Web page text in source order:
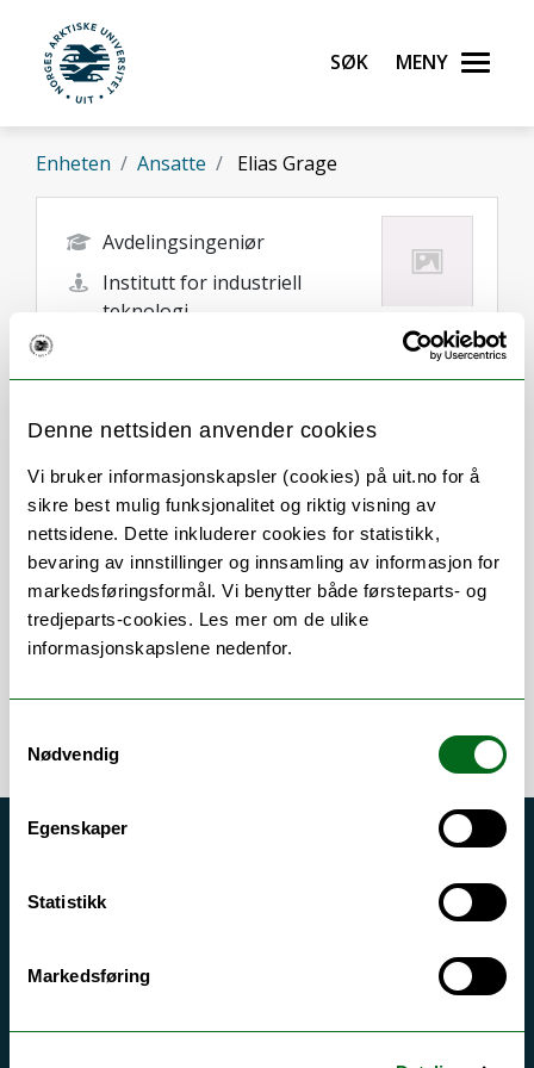
Denne nettsiden anvender cookies
Vi bruker informasjonskapsler (cookies) på uit.no for å
sikre best mulig funksjonalitet og riktig visning av
nettsidene. Dette inkluderer cookies for statistikk,
bevaring av innstillinger og innsamling av informasjon for
markedsføringsformål. Vi benytter både førsteparts- og
tredjeparts-cookies. Les mer om de ulike
informasjonskapslene nedenfor.
Nødvendig
Egenskaper
Statistikk
Markedsføring
Gå til hovedinnhold
UiT Norges arktiske universitet
Søk Meny
Enheten Ansatte Elias Grage
Avdelingsingeniør
Institutt for industriell
teknologi
Om Forskning og undervisning
Si ifra!
Personvern ved UiT
Sikkerhet, beredskap og personvern